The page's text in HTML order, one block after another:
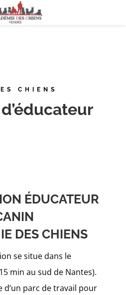
CHIENS
ÉDUCATEUR
DES CHIENS
se situe dans le
min au sud de Nantes).
d’un parc de travail pour